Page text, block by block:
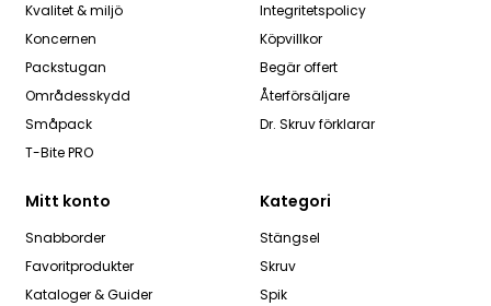
Kvalitet & miljö
Koncernen
Packstugan
Områdesskydd
Småpack
T-Bite PRO
Integritetspolicy
Köpvillkor
Begär offert
Återförsäljare
Dr. Skruv förklarar
Mitt konto
Snabborder
Favoritprodukter
Kataloger & Guider
Kategori
Stängsel
Skruv
Spik